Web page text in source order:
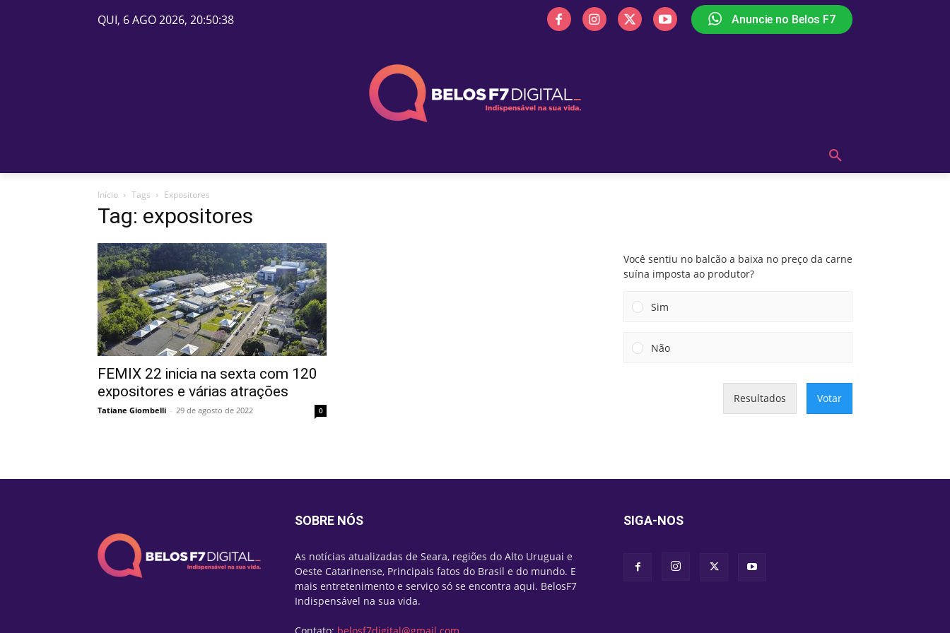
QUI, 6 AGO 2026, 20:50:38 Anuncie no Belos F7
Início Tags Expositores
Tag: expositores
FEMIX 22 inicia na sexta com 120
expositores e várias atrações
Tatiane Giombelli - 29 de agosto de 2022 0
Você sentiu no balcão a baixa no preço da carne
suína imposta ao produtor?
Sim
Não
Resultados Votar
SOBRE NÓS
As notícias atualizadas de Seara, regiões do Alto Uruguai e
Oeste Catarinense, Principais fatos do Brasil e do mundo. E
mais entretenimento e serviço só se encontra aqui. BelosF7
Indispensável na sua vida.
SIGA-NOS